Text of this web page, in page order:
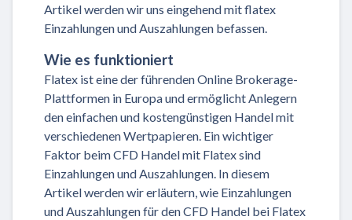
Artikel werden wir uns eingehend mit flatex
Einzahlungen und Auszahlungen befassen.
Wie es funktioniert
Flatex ist eine der führenden Online Brokerage-
Plattformen in Europa und ermöglicht Anlegern
den einfachen und kostengünstigen Handel mit
verschiedenen Wertpapieren. Ein wichtiger
Faktor beim CFD Handel mit Flatex sind
Einzahlungen und Auszahlungen. In diesem
Artikel werden wir erläutern, wie Einzahlungen
und Auszahlungen für den CFD Handel bei Flatex